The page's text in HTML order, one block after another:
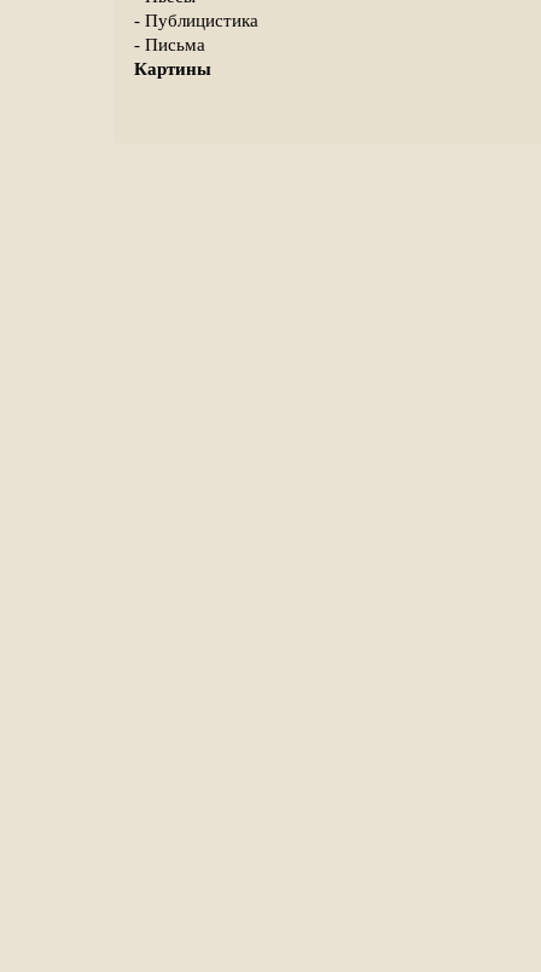
- Публицистика
- Письма
Картины